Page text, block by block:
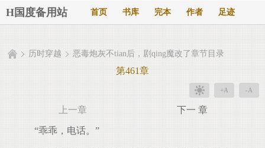
H国度备用站 首页 书库 完本 作者 足迹
历时穿越 恶毒炮灰不tian后，剧qing魔改了章节目录
第461章
+A -A
上一章 下一 章
“乖乖，电话。”